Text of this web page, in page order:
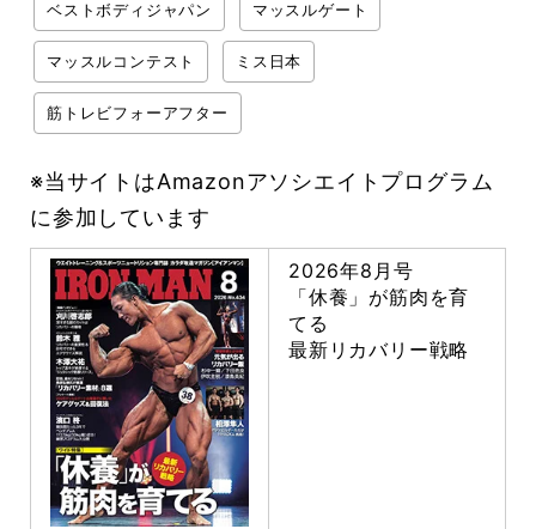
ベストボディジャパン マッスルゲート
マッスルコンテスト ミス日本
筋トレビフォーアフター
※当サイトはAmazonアソシエイトプログラム
に参加しています
2026年8月号
「休養」が筋肉を育
てる
最新リカバリー戦略